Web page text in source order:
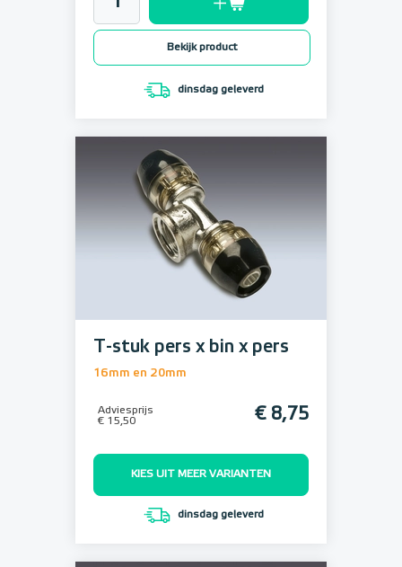
Bekijk product
dinsdag geleverd
T-stuk pers x bin x pers
16mm en 20mm
Adviesprijs
€ 15,50
€ 8,75
KIES UIT MEER VARIANTEN
dinsdag geleverd